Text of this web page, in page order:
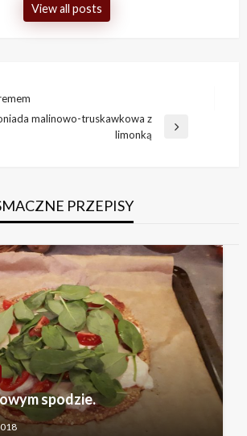
View all posts
malinowo-truskawkowa z
limonką
PRZEPISY
spodzie.